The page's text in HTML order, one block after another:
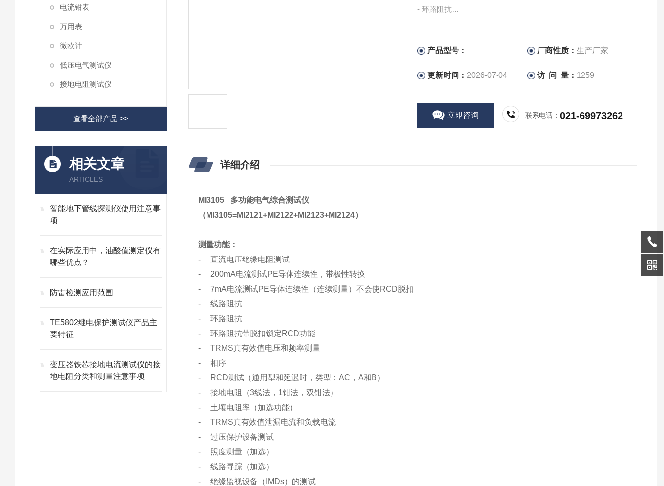
电流钳表
万用表
微欧计
低压电气测试仪
接地电阻测试仪
查看全部产品 >>
相关文章
ARTICLES
智能地下管线探测仪使用注意事
项
在实际应用中，油酸值测定仪有
哪些优点？
防雷检测应用范围
TE5802继电保护测试仪产品主
要特征
变压器铁芯接地电流测试仪的接
地电阻分类和测量注意事项
- 环路阻抗
产品型号：
厂商性质：生产厂家
更新时间： 2026-07-04 访 问 量： 1259
立即咨询 联系电话：021-69973262
详细介绍
MI3105 多功能电气综合测试仪
（MI3105=MI2121+MI2122+MI2123+MI2124）
测量功能：
- 直流电压绝缘电阻测试
- 200mA电流测试PE导体连续性，带极性转换
- 7mA电流测试PE导体连续性（连续测量）不会使RCD脱扣
- 线路阻抗
- 环路阻抗
- 环路阻抗带脱扣锁定RCD功能
- TRMS真有效值电压和频率测量
- 相序
- RCD测试（通用型和延迟时，类型：AC，A和B）
- 接地电阻（3线法，1钳法，双钳法）
- 土壤电阻率（加选功能）
- TRMS真有效值泄漏电流和负载电流
- 过压保护设备测试
- 照度测量（加选）
- 线路寻踪（加选）
- 绝缘监视设备（IMDs）的测试